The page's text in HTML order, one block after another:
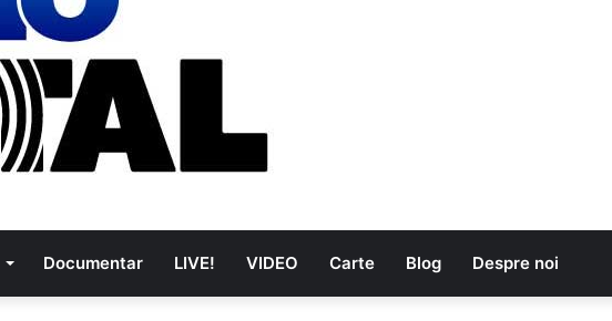
Documentar LIVE! VIDEO Carte Blog Despre noi